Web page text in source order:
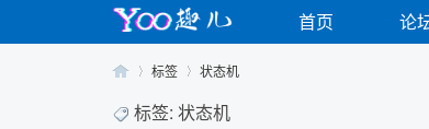
首页 论
标签 状态机
标签: 状态机